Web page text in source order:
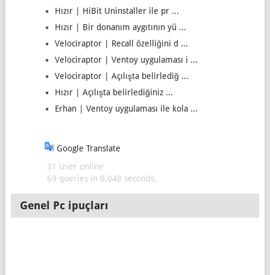
Hızır | HiBit Uninstaller ile pr ...
Hızır | Bir donanım aygıtının yü ...
Velociraptor | Recall özelliğini d ...
Velociraptor | Ventoy uygulaması i ...
Velociraptor | Açılışta belirlediğ ...
Hızır | Açılışta belirlediğiniz ...
Erhan | Ventoy uygulaması ile kola ...
Google Translate
31 User online
69 queries in 0,048 seconds.
Genel Pc ipuçları